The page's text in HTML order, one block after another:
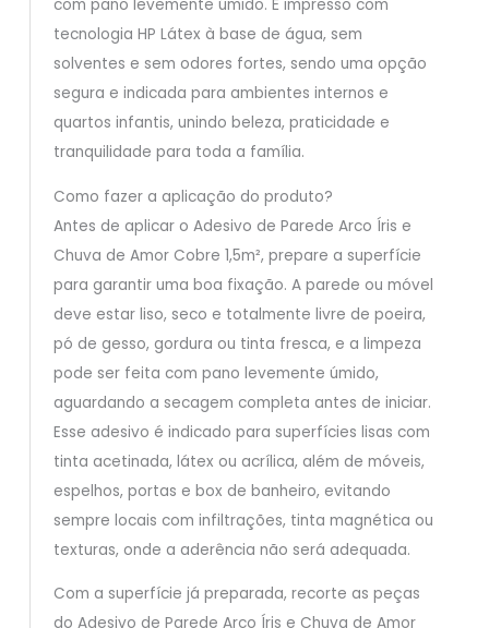
com pano levemente úmido. É impresso com
tecnologia HP Látex à base de água, sem
solventes e sem odores fortes, sendo uma opção
segura e indicada para ambientes internos e
quartos infantis, unindo beleza, praticidade e
tranquilidade para toda a família.
Como fazer a aplicação do produto?
Antes de aplicar o Adesivo de Parede Arco Íris e
Chuva de Amor Cobre 1,5m², prepare a superfície
para garantir uma boa fixação. A parede ou móvel
deve estar liso, seco e totalmente livre de poeira,
pó de gesso, gordura ou tinta fresca, e a limpeza
pode ser feita com pano levemente úmido,
aguardando a secagem completa antes de iniciar.
Esse adesivo é indicado para superfícies lisas com
tinta acetinada, látex ou acrílica, além de móveis,
espelhos, portas e box de banheiro, evitando
sempre locais com infiltrações, tinta magnética ou
texturas, onde a aderência não será adequada.
Com a superfície já preparada, recorte as peças
do Adesivo de Parede Arco Íris e Chuva de Amor